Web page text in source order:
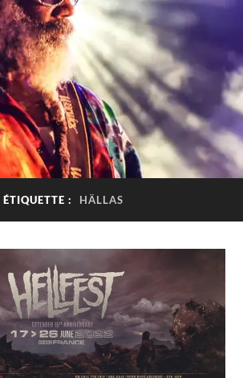
ÉTIQUETTE : HÄLLAS